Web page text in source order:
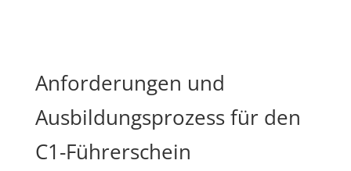
Anforderungen und
Ausbildungsprozess für den
C1-Führerschein